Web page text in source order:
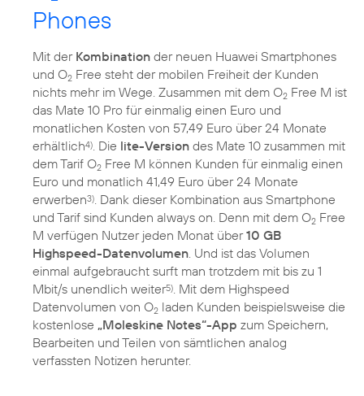
Phones
Mit der Kombination der neuen Huawei Smartphones
und O2 Free steht der mobilen Freiheit der Kunden
nichts mehr im Wege. Zusammen mit dem O2 Free M ist
das Mate 10 Pro für einmalig einen Euro und
monatlichen Kosten von 57,49 Euro über 24 Monate
erhältlich4) . Die lite-Version des Mate 10 zusammen mit
dem Tarif O2 Free M können Kunden für einmalig einen
Euro und monatlich 41,49 Euro über 24 Monate
erwerben3) . Dank dieser Kombination aus Smartphone
und Tarif sind Kunden always on. Denn mit dem O2 Free
M verfügen Nutzer jeden Monat über10 GB
Highspeed-Datenvolumen . Und ist das Volumen
einmal aufgebraucht surft man trotzdem mit bis zu 1
Mbit/s unendlich weiter5) . Mit dem Highspeed
Datenvolumen von O2 laden Kunden beispielsweise die
kostenlose „Moleskine Notes“-App zum Speichern,
Bearbeiten und Teilen von sämtlichen analog
verfassten Notizen herunter.